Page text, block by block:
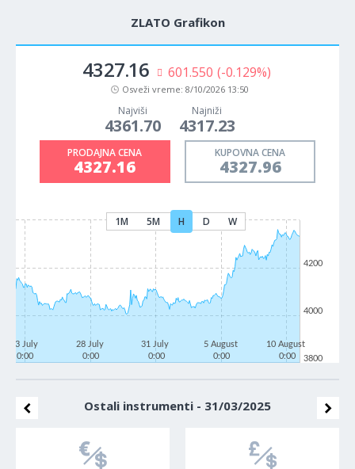
ZLATO Grafikon
4327.16 601.550 (-0.129%)
Osveži vreme: 8/10/2026 13:50
Najviši
4361.70
Najniži
4317.23
PRODAJNA CENA
4327.16
KUPOVNA CENA
4327.96
1M 5M H D W
23 July
0:00
28 July
0:00
31 July
0:00
5 August
0:00
10 August
0:00
3800
4000
4200
Ostali instrumenti - 31/03/2025